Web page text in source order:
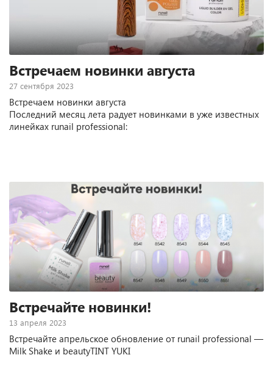
Встречаем новинки августа
27 сентября 2023
Встречаем новинки августа
Последний месяц лета радует новинками в уже известных
линейках runail professional:
Встречайте новинки!
13 апреля 2023
Встречайте апрельское обновление от runail professional —
Milk Shake и beautyTINT YUKI